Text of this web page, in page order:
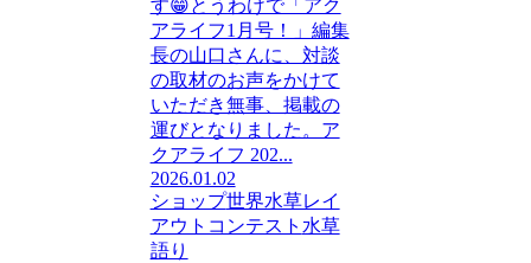
す😁とうわけで「アク
アライフ1月号！」編集
長の山口さんに、対談
の取材のお声をかけて
いただき無事、掲載の
運びとなりました。ア
クアライフ 202...
2026.01.02
ショップ世界水草レイ
アウトコンテスト 水草
語り